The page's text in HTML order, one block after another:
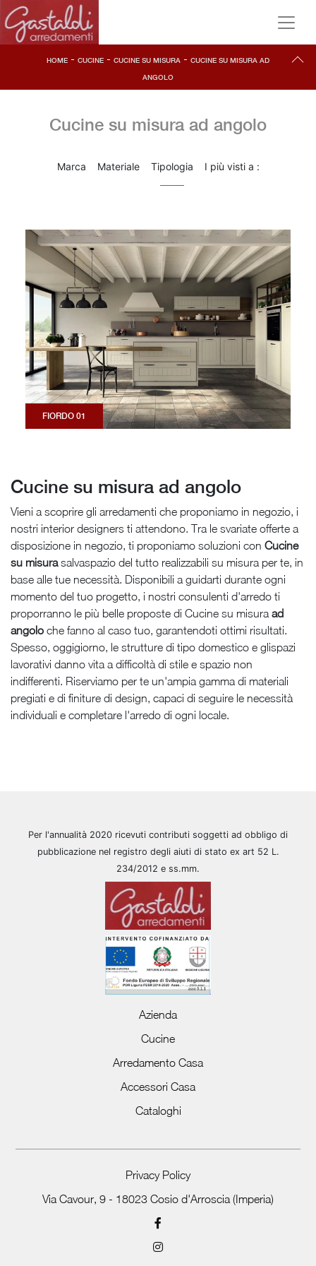
HOME - CUCINE - CUCINE SU MISURA - CUCINE SU MISURA AD
ANGOLO
Cucine su misura ad angolo
Marca Materiale Tipologia I più visti a :
FIORDO 01
Cucine su misura ad angolo
Vieni a scoprire gli arredamenti che proponiamo in negozio, i
nostri interior designers ti attendono. Tra le svariate offerte a
disposizione in negozio, ti proponiamo soluzioni con Cucine
su misurasalvaspazio del tutto realizzabili su misura per te, in
base alle tue necessità. Disponibili a guidarti durante ogni
momento del tuo progetto, i nostri consulenti d'arredo ti
proporranno le più belle proposte di Cucine su misura ad
angolo che fanno al caso tuo, garantendoti ottimi risultati.
Spesso, oggigiorno, le strutture di tipo domestico e glispazi
lavorativi danno vita a difficoltà di stile e spazio non
indifferenti. Riserviamo per te un'ampia gamma di materiali
pregiati e di finiture di design, capaci di seguire le necessità
individuali e completare l'arredo di ogni locale.
Per l'annualità 2020 ricevuti contributi soggetti ad obbligo di
pubblicazione nel registro degli aiuti di stato ex art 52 L.
234/2012 e ss.mm.
Azienda
Cucine
Arredamento Casa
Accessori Casa
Cataloghi
Privacy Policy
Via Cavour, 9 - 18023 Cosio d'Arroscia (Imperia)